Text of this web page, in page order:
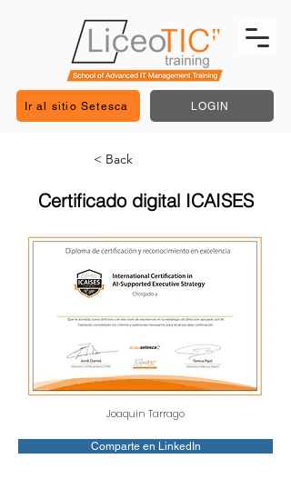
Ir al sitio Setesca LOGIN
< Back
Certificado digital ICAISES
Joaquin Tarrago
Comparte en LinkedIn